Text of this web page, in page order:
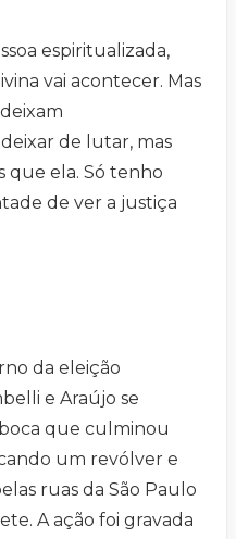
espiritualizada,
vai acontecer. Mas
de lutar, mas
que ela. Só tenho
de ver a justiça
da eleição
e Araújo se
que culminou
um revólver e
ruas da São Paulo
A ação foi gravada